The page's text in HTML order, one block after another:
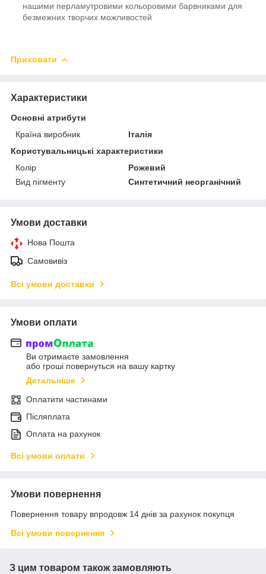
нашими перламутровими кольоровими барвниками для
безмежних творчих можливостей
Приховати
Характеристики
Основні атрибути
Країна виробник
Італія
Користувальницькі характеристики
Колір
Рожевий
Вид пігменту
Синтетичний неорганічний
Умови доставки
Нова Пошта
Самовивіз
Всі умови доставки
Умови оплати
Ви отримаєте замовлення
або гроші повернуться на вашу картку
Детальніше
Оплатити частинами
Післяплата
Оплата на рахунок
Всі умови оплати
Умови повернення
Повернення товару впродовж 14 днів за рахунок покупця
Всі умови повернення
З цим товаром також замовляють